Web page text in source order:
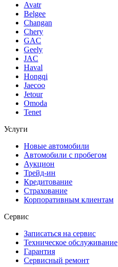
Avatr
Belgee
Changan
Chery
GAC
Geely
JAC
Haval
Hongqi
Jaecoo
Jetour
Omoda
Tenet
Услуги
Новые автомобили
Автомобили с пробегом
Аукцион
Трейд-ин
Кредитование
Страхование
Корпоративным клиентам
Сервис
Записаться на сервис
Техническое обслуживание
Гарантия
Сервисный ремонт